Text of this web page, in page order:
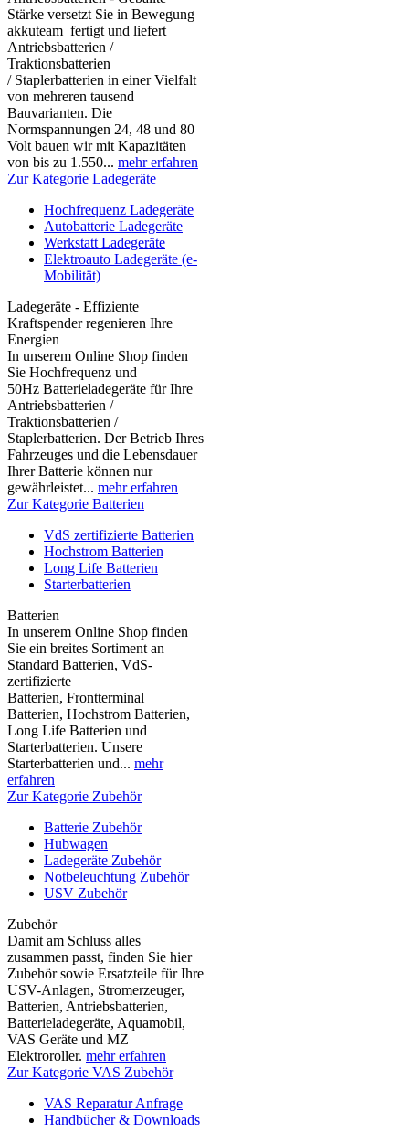
Stärke versetzt Sie in Bewegung
akkuteam fertigt und liefert
Antriebsbatterien /
Traktionsbatterien
/ Staplerbatterien in einer Vielfalt
von mehreren tausend
Bauvarianten. Die
Normspannungen 24, 48 und 80
Volt bauen wir mit Kapazitäten
von bis zu 1.550... mehr erfahren
Zur Kategorie Ladegeräte
Hochfrequenz Ladegeräte
Autobatterie Ladegeräte
Werkstatt Ladegeräte
Elektroauto Ladegeräte (e-
Mobilität)
Ladegeräte - Effiziente
Kraftspender regenieren Ihre
Energien
In unserem Online Shop finden
Sie Hochfrequenz und
50Hz Batterieladegeräte für Ihre
Antriebsbatterien /
Traktionsbatterien /
Staplerbatterien. Der Betrieb Ihres
Fahrzeuges und die Lebensdauer
Ihrer Batterie können nur
gewährleistet... mehr erfahren
Zur Kategorie Batterien
VdS zertifizierte Batterien
Hochstrom Batterien
Long Life Batterien
Starterbatterien
Batterien
In unserem Online Shop finden
Sie ein breites Sortiment an
Standard Batterien, VdS-
zertifizierte
Batterien, Frontterminal
Batterien, Hochstrom Batterien,
Long Life Batterien und
Starterbatterien. Unsere
Starterbatterien und... mehr
erfahren
Zur Kategorie Zubehör
Batterie Zubehör
Hubwagen
Ladegeräte Zubehör
Notbeleuchtung Zubehör
USV Zubehör
Zubehör
Damit am Schluss alles
zusammen passt, finden Sie hier
Zubehör sowie Ersatzteile für Ihre
USV-Anlagen, Stromerzeuger,
Batterien, Antriebsbatterien,
Batterieladegeräte, Aquamobil,
VAS Geräte und MZ
Elektroroller. mehr erfahren
Zur Kategorie VAS Zubehör
VAS Reparatur Anfrage
Handbücher & Downloads